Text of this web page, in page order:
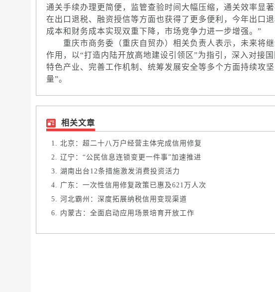
通关手续办理更简便，监管查验时间大幅压缩，通关效率显
在出口退税、融资授信等方面也获得了更多便利，今年出口
成本和财务成本实现双重下降，市场竞争力进一步增强。”
重庆市商务委（重庆自贸办）相关负责人表示，未来将继
作用，以“打造内陆开放高地建设引领区”为指引，深入对接
特色产业、完善工作机制、统筹发展安全等多个方面持续攻
量”。
相关文章
北京：超二十八万户经营主体完成信用修复
辽宁：“公民信息连锁变更一件事”加速推进
湖南出台12条措施激发消费投资活力
广东：一次性信用修复政策已惠及621万人次
河北霸州：深度拓展纳税信用变现渠道
内蒙古：全面启动应用场景培育开放工作